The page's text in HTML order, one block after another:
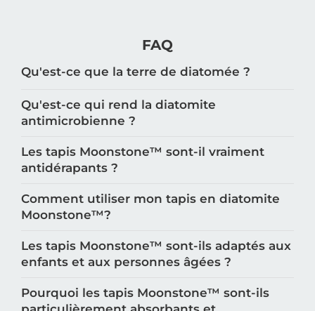
FAQ
Qu'est-ce que la terre de diatomée ?
Qu'est-ce qui rend la diatomite
antimicrobienne ?
Les tapis Moonstone™️ sont-il vraiment
antidérapants ?
Comment utiliser mon tapis en diatomite
Moonstone™️?
Les tapis Moonstone™️ sont-ils adaptés aux
enfants et aux personnes âgées ?
Pourquoi les tapis Moonstone™️ sont-ils